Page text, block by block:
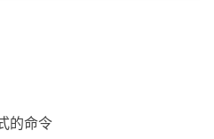
的命令